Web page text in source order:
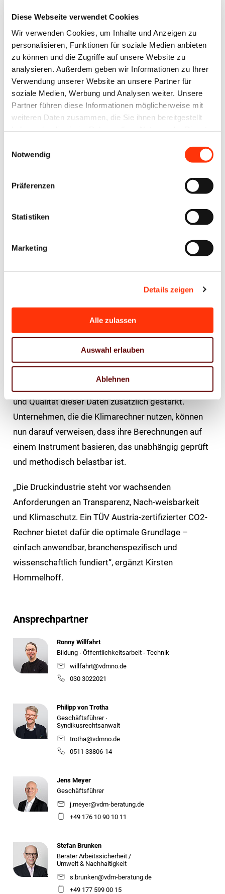
Diese Webseite verwendet Cookies
Wir verwenden Cookies, um Inhalte und Anzeigen zu
personalisieren, Funktionen für soziale Medien anbieten
zu können und die Zugriffe auf unsere Website zu
analysieren. Außerdem geben wir Informationen zu Ihrer
Verwendung unserer Website an unsere Partner für
soziale Medien, Werbung und Analysen weiter. Unsere
Partner führen diese Informationen möglicherweise mit
weiteren Daten zusammen, die Sie ihnen bereitgestellt
Notwendig
Präferenzen
Statistiken
Marketing
Details zeigen
Alle zulassen
Auswahl erlauben
Ablehnen
„Die TÜV Austria-Zertifizierung ist ein Meilenstein für
die Klimarechner und ein wichtiges Signal für die
gesamte Druck- und Medienwirtschaft“, sagt Kirsten
Hommelhoff, Hauptgeschäftsführerin
Bundesverband Druck und Medien e. V. (BVDM). Und
weiter: „Damit bestätigen wir maximale Transparenz
CO₂-Bilanz professionell dokumentieren und
valide, nachvollziehbare Daten erwarten.“
Die Klimarechner der Verbände Druck und Medien
Bilanzierung. Sie ermöglichen Unternehmen die
Ermittlung ihrer Corporate Carbon Footprints, die
Berechnung produktbezogener CO₂-Emissionen, die
Darstellung wesentlicher Emissionsquellen entlang
kundengerechter Nachhaltigkeitsnachweise und
Kurzberichte, die Kompensation über nach dem Gold
Standard zertifizierten Projekten sowie die
Integration in interne Nachhaltigkeitsstrategien.
und Qualität dieser Daten zusätzlich gestärkt.
Unternehmen, die die Klimarechner nutzen, können
nun darauf verweisen, dass ihre Berechnungen auf
einem Instrument basieren, das unabhängig geprüft
und methodisch belastbar ist.
„Die Druckindustrie steht vor wachsenden
Anforderungen an Transparenz, Nach-weisbarkeit
und Klimaschutz. Ein TÜV Austria-zertifizierter CO2-
Rechner bietet dafür die optimale Grundlage –
einfach anwendbar, branchenspezifisch und
wissenschaftlich fundiert“, ergänzt Kirsten
Hommelhoff.
Ansprechpartner
Ronny Willfahrt
Bildung ∙ Öffentlichkeitsarbeit ∙ Technik
willfahrt@vdmno.de
030 3022021
Philipp von Trotha
Geschäftsführer ∙
Syndikusrechtsanwalt
trotha@vdmno.de
0511 33806-14
Jens Meyer
Geschäftsführer
j.meyer@vdm-beratung.de
+49 176 10 90 10 11
Stefan Brunken
Berater Arbeitssicherheit /
Umwelt & Nachhaltigkeit
s.brunken@vdm-beratung.de
+49 177 599 00 15